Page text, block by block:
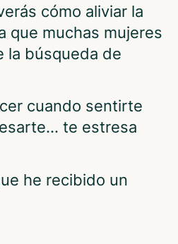
cómo aliviar la
que muchas mujeres
la búsqueda de
cuando sentirte
te estresa
he recibido un